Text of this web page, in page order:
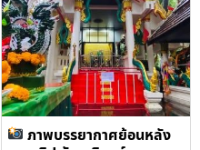
ภาพบรรยากาศย้อนหลัง